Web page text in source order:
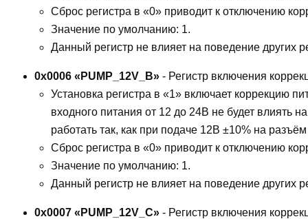
Сброс регистра в «0» приводит к отключению
Значение по умолчанию: 1.
Данный регистр не влияет на поведение других
0x0006 «PUMP_12V_B» - Регистр включения
Установка регистра в «1» включает коррекцию
входного питания от 12 до 24В не будет влиять
работать так, как при подаче 12В ±10% на
Сброс регистра в «0» приводит к отключению
Значение по умолчанию: 1.
Данный регистр не влияет на поведение других
0x0007 «PUMP_12V_C» - Регистр включения